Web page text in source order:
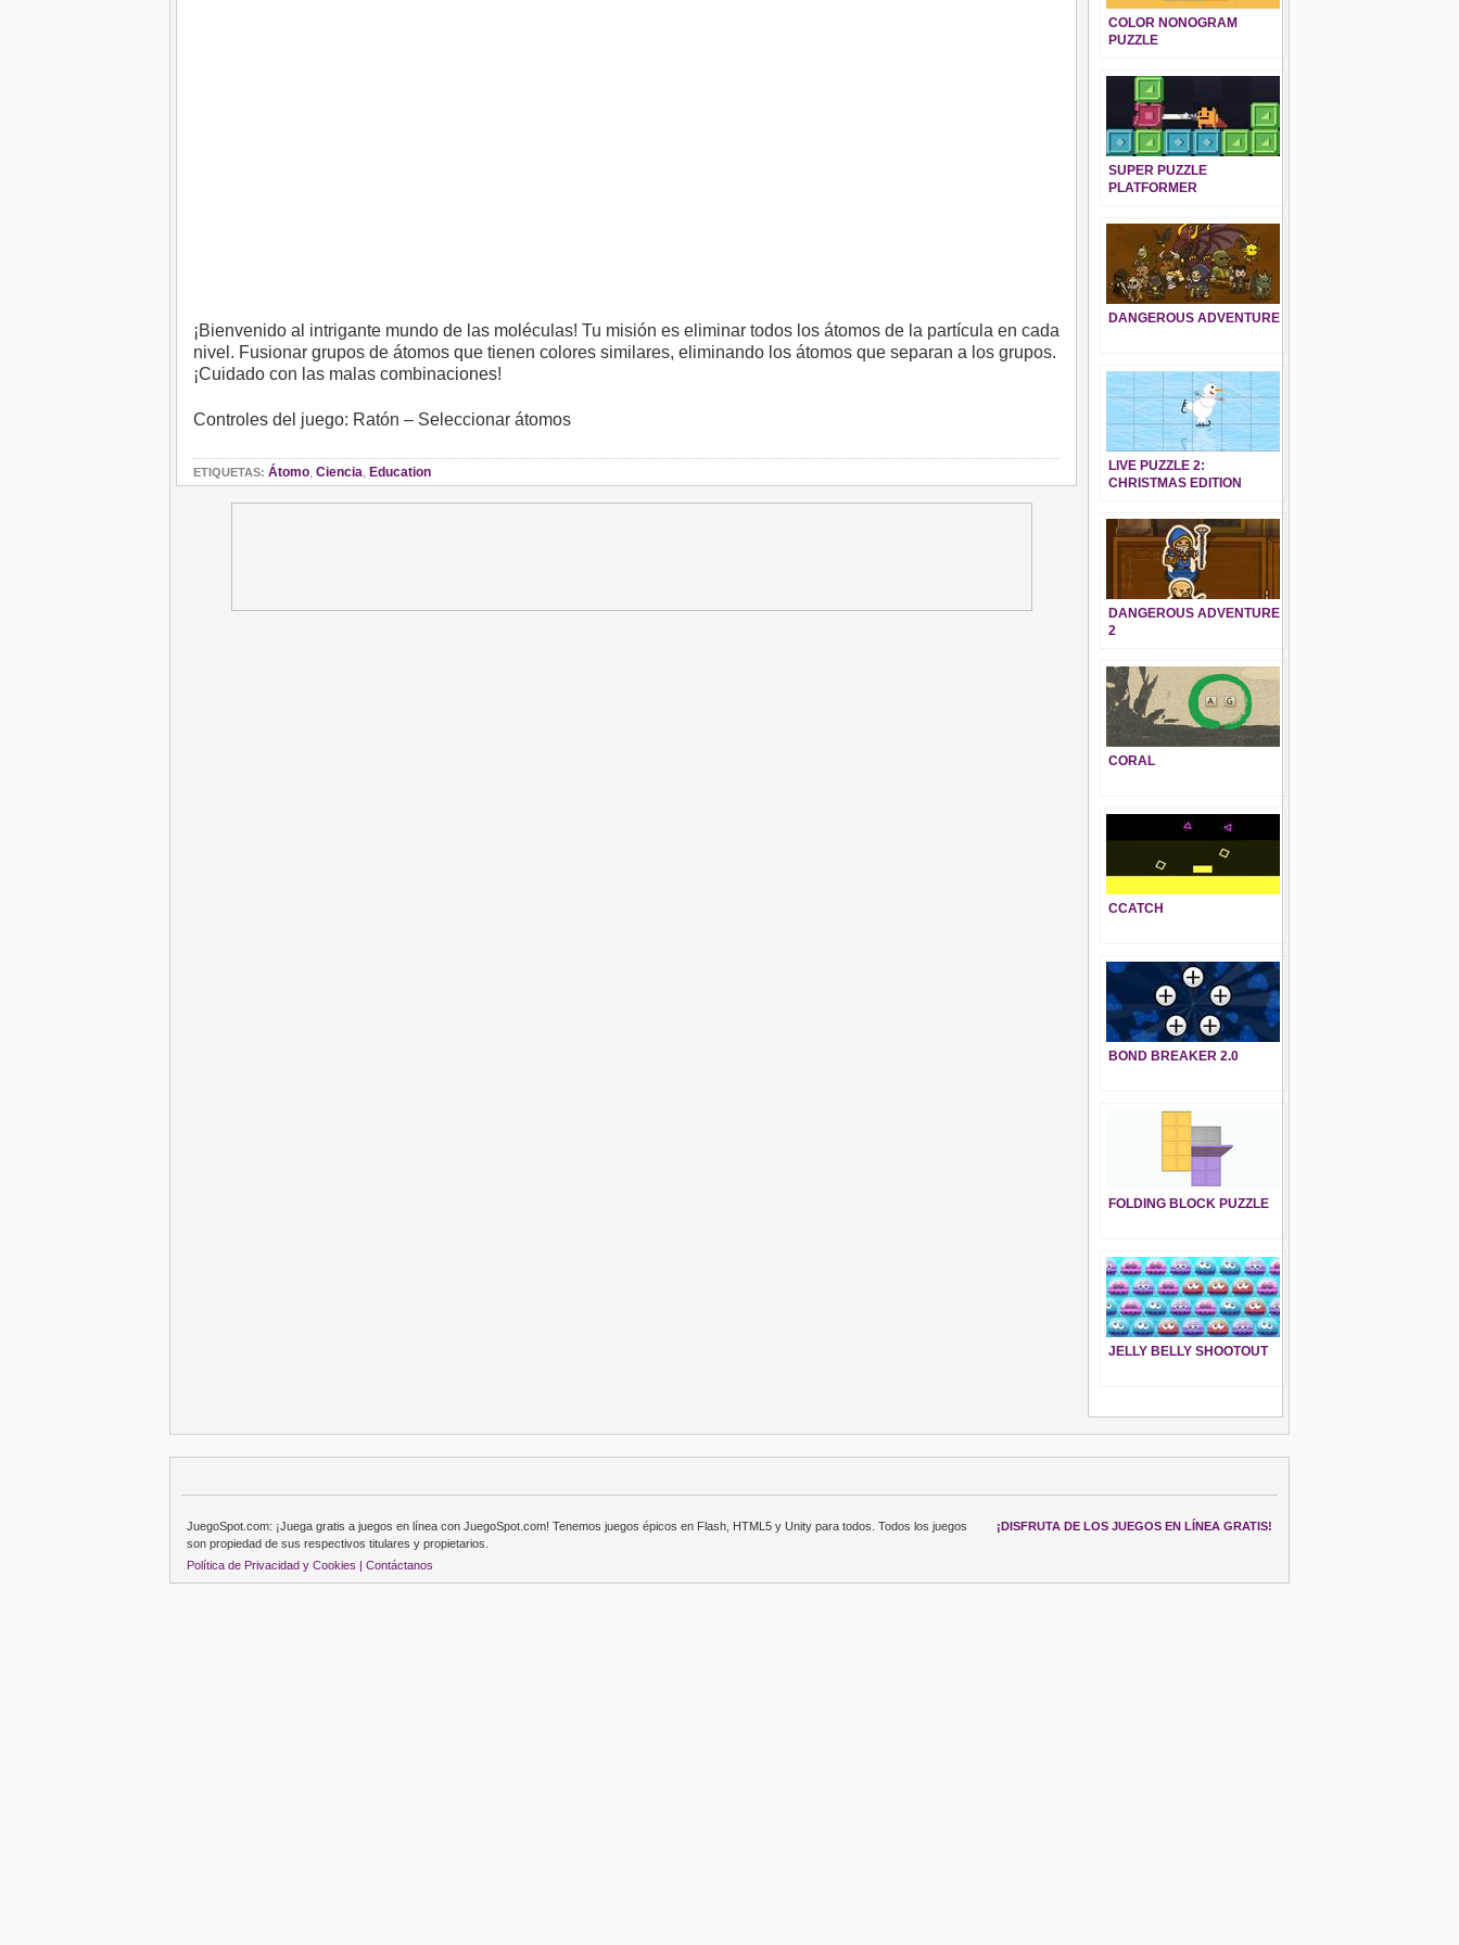
¡Bienvenido al intrigante mundo de las moléculas! Tu misión es eliminar todos los átomos de la partícula en cada
nivel. Fusionar grupos de átomos que tienen colores similares, eliminando los átomos que separan a los grupos.
¡Cuidado con las malas combinaciones!
Controles del juego: Ratón – Seleccionar átomos
ETIQUETAS: Átomo, Ciencia, Education
COLOR NONOGRAM
PUZZLE
SUPER PUZZLE
PLATFORMER
DANGEROUS ADVENTURE
LIVE PUZZLE 2:
CHRISTMAS EDITION
DANGEROUS ADVENTURE
2
CORAL
CCATCH
BOND BREAKER 2.0
FOLDING BLOCK PUZZLE
JELLY BELLY SHOOTOUT
¡DISFRUTA DE LOS JUEGOS EN LÍNEA GRATIS!
JuegoSpot.com: ¡Juega gratis a juegos en línea con JuegoSpot.com! Tenemos juegos épicos en Flash, HTML5 y Unity para todos. Todos los juegos
son propiedad de sus respectivos titulares y propietarios.
Política de Privacidad y Cookies | Contáctanos